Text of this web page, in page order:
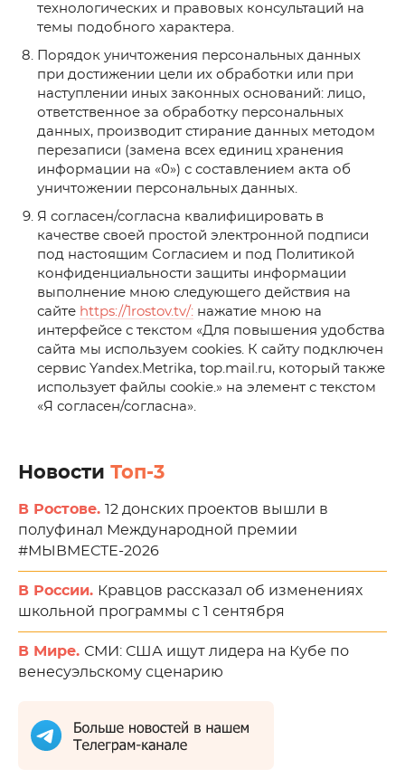
технологических и правовых консультаций на
темы подобного характера.
Порядок уничтожения персональных данных
при достижении цели их обработки или при
наступлении иных законных оснований: лицо,
ответственное за обработку персональных
данных, производит стирание данных методом
перезаписи (замена всех единиц хранения
информации на «0») с составлением акта об
уничтожении персональных данных.
Я согласен/согласна квалифицировать в
качестве своей простой электронной подписи
под настоящим Согласием и под Политикой
конфиденциальности защиты информации
выполнение мною следующего действия на
сайте https://1rostov.tv/: нажатие мною на
интерфейсе с текстом «Для повышения удобства
сайта мы используем cookies. К сайту подключен
сервис Yandex.Metrika, top.mail.ru, который также
использует файлы cookie.» на элемент с текстом
«Я согласен/согласна».
Новости Топ-3
В Ростове. 12 донских проектов вышли в
полуфинал Международной премии
#МЫВМЕСТЕ-2026
В России. Кравцов рассказал об изменениях
школьной программы с 1 сентября
В Мире. СМИ: США ищут лидера на Кубе по
венесуэльскому сценарию